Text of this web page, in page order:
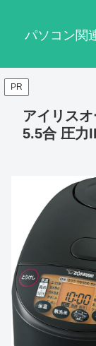
パソコン関
PR
アイリス
5.5合 圧力